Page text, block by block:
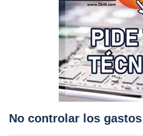
No controlar los